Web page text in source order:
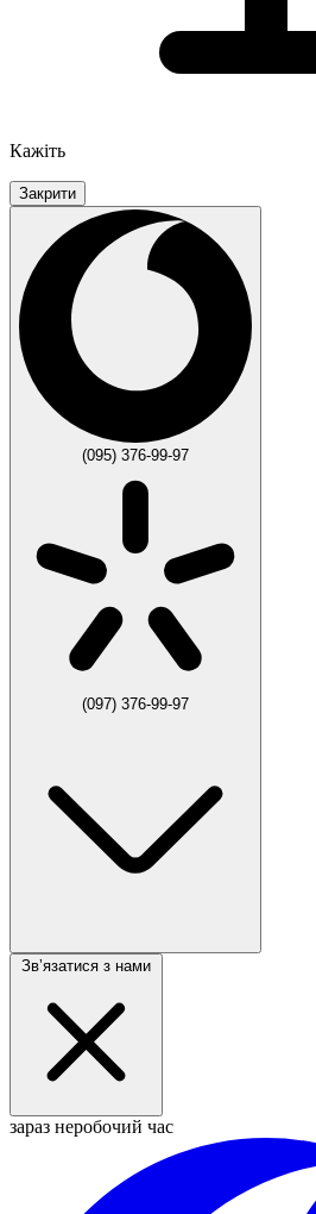
Кажіть
Закрити
(095) 376-99-97
(097) 376-99-97
Звʼязатися з нами
зараз неробочий час